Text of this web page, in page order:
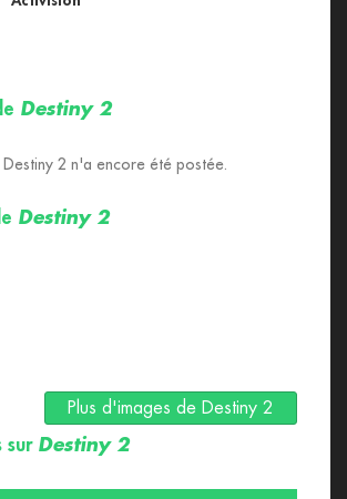
Destiny 2
2 n'a encore été postée.
Destiny 2
Plus d'images de Destiny 2
sur Destiny 2